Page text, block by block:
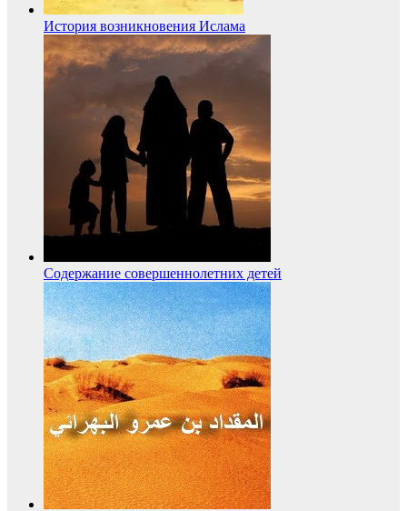
История возникновения Ислама
Содержание совершеннолетних детей